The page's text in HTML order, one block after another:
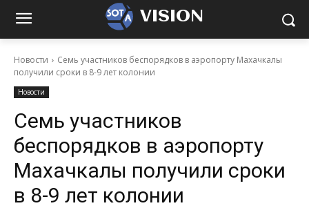
VISION
Новости
Семь участников беспорядков в аэропорту Махачкалы
получили сроки в 8-9 лет колонии
Новости
Семь участников
беспорядков в аэропорту
Махачкалы получили сроки
в 8-9 лет колонии